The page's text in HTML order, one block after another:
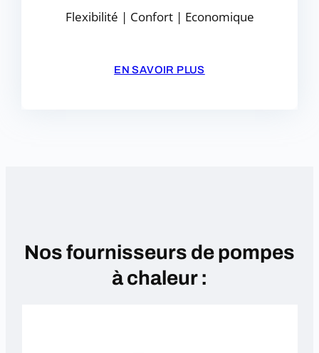
Flexibilité | Confort | Economique
EN SAVOIR PLUS
Nos fournisseurs de pompes
à chaleur :